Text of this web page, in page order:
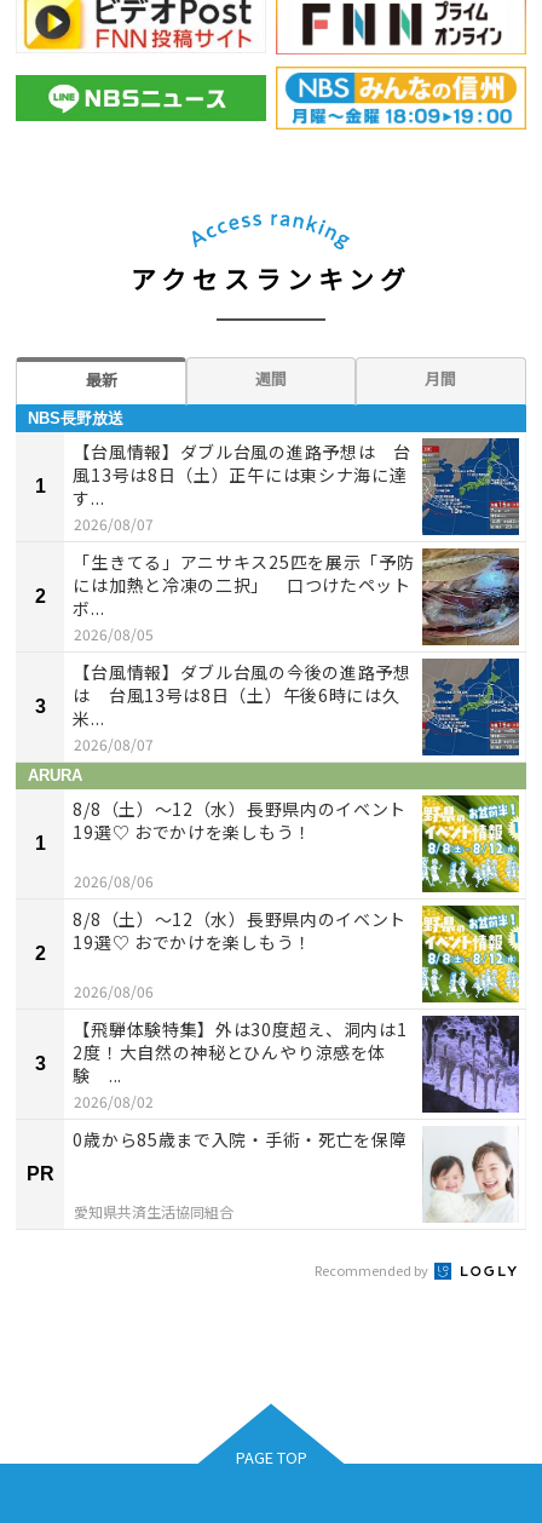
アクセスランキング
最新 週間 月間
NBS長野放送
1
【台風情報】ダブル台風の進路予想は 台
風13号は8日（土）正午には東シナ海に達
す...
2026/08/07
2
「生きてる」アニサキス25匹を展示「予防
には加熱と冷凍の二択」 口つけたペット
ボ...
2026/08/05
3
【台風情報】ダブル台風の今後の進路予想
は 台風13号は8日（土）午後6時には久
米...
2026/08/07
ARURA
1
8/8（土）〜12（水）長野県内のイベント
19選♡ おでかけを楽しもう！
2026/08/06
2
8/8（土）〜12（水）長野県内のイベント
19選♡ おでかけを楽しもう！
2026/08/06
3
【飛騨体験特集】外は30度超え、洞内は1
2度！大自然の神秘とひんやり涼感を体
験 ...
2026/08/02
PR
0歳から85歳まで入院・手術・死亡を保障
愛知県共済生活協同組合
Recommended by
PAGE TOP